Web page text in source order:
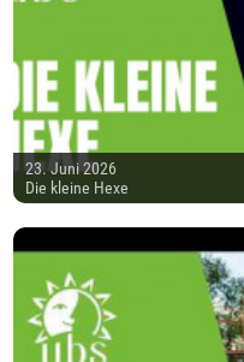
23. Juni 2026
Die kleine Hexe